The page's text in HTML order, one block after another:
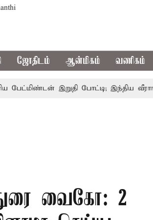
ஜோதிடம் ஆன்மிகம் வணிகம்
இறுதி போட்டி; இந்திய
வைகோ: 2